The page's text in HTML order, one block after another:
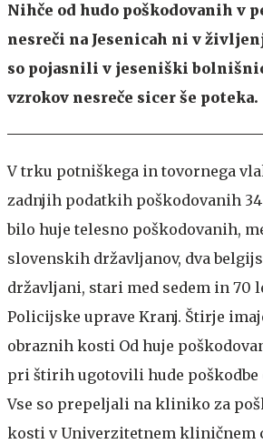
Nihče od hudo poškodovanih v
nesreči na Jesenicah ni v
so pojasnili v jeseniški
vzrokov nesreče sicer še poteka.
V trku potniškega in tovornega
zadnjih podatkih poškodovanih 34
bilo huje telesno poškodovanih,
slovenskih državljanov, dva
državljani, stari med sedem in 70
Policijske uprave Kranj. Štirje
obraznih kosti Od huje
pri štirih ugotovili hude
Vse so prepeljali na kliniko za
kosti v Univerzitetnem kliničnem